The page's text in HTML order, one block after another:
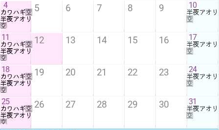
4
カワハギ🈳
半夜アオリ
🈳
5 6 7 8 9 10
半夜アオリ
🈳
11
カワハギ🈳
半夜アオリ
🈳
12 13 14 15 16 17
半夜アオリ
🈳
18
カワハギ🈳
半夜アオリ
🈳
19 20 21 22 23 24
半夜アオリ
🈳
25
カワハギ🈳
半夜アオリ
🈳
26 27 28 29 30 31
半夜アオリ
🈳